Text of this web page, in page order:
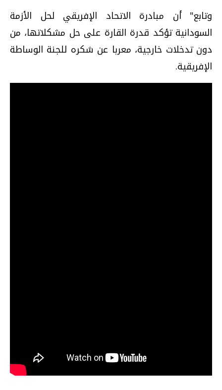
وتابع" أن مبادرة الاتحاد الإفريقي لحل الأزمة
السودانية تؤكد قدرة القارة على حل مشكلاتها، من
دون تدخلات خارجية، معربا عن شكره للجنة الوساطة
الإفريقية.